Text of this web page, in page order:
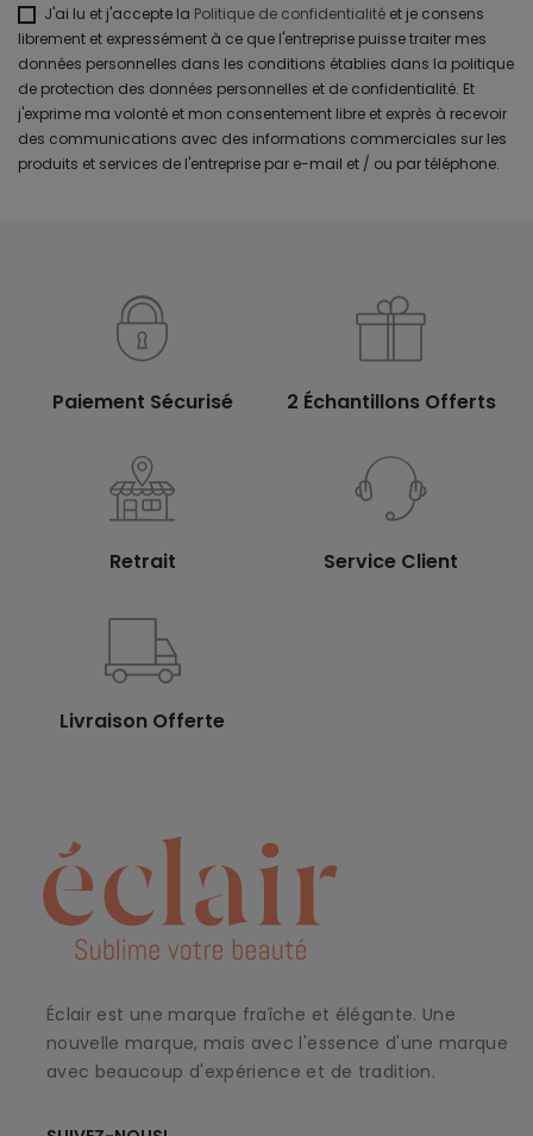
J'ai lu et j'accepte la Politique de confidentialité et je consens
librement et expressément à ce que l'entreprise puisse traiter mes
données personnelles dans les conditions établies dans la politique
de protection des données personnelles et de confidentialité. Et
j'exprime ma volonté et mon consentement libre et exprès à recevoir
des communications avec des informations commerciales sur les
produits et services de l'entreprise par e-mail et / ou par téléphone.
Paiement Sécurisé 2 Échantillons Offerts
Retrait Service Client
Livraison Offerte
Éclair est une marque fraîche et élégante. Une
nouvelle marque, mais avec l'essence d'une marque
avec beaucoup d'expérience et de tradition.